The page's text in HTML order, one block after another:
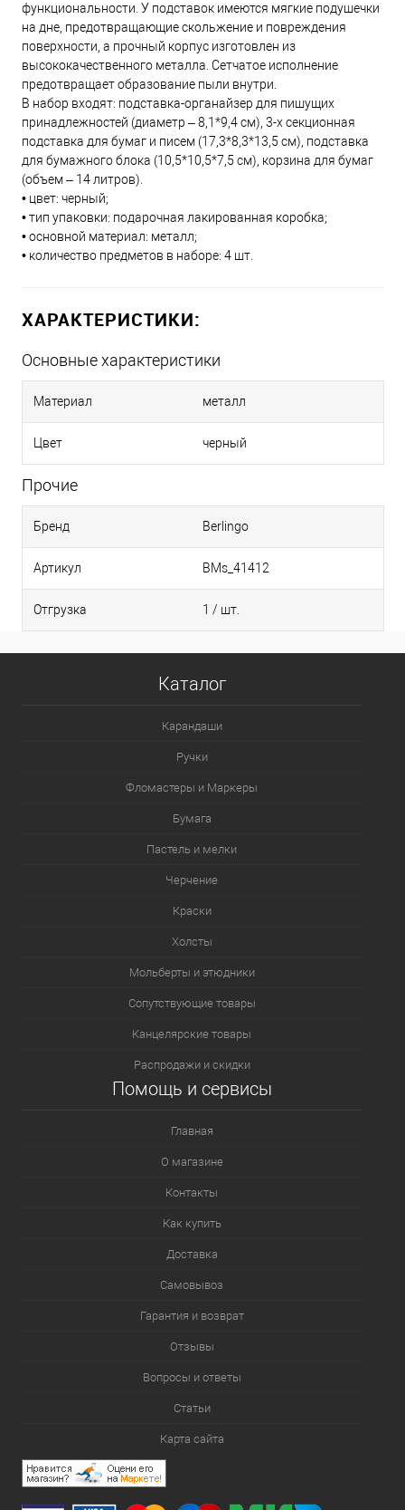
функциональности. У подставок имеются мягкие подушечки
на дне, предотвращающие скольжение и повреждения
поверхности, а прочный корпус изготовлен из
высококачественного металла. Сетчатое исполнение
предотвращает образование пыли внутри.
В набор входят: подставка-органайзер для пишущих
принадлежностей (диаметр – 8,1*9,4 см), 3-х секционная
подставка для бумаг и писем (17,3*8,3*13,5 см), подставка
для бумажного блока (10,5*10,5*7,5 см), корзина для бумаг
(объем – 14 литров).
• цвет: черный;
• тип упаковки: подарочная лакированная коробка;
• основной материал: металл;
• количество предметов в наборе: 4 шт.
ХАРАКТЕРИСТИКИ:
Основные характеристики
Материал металл
Цвет черный
Прочие
Бренд Berlingo
Артикул BMs_41412
Отгрузка 1 / шт.
Каталог
Карандаши
Ручки
Фломастеры и Маркеры
Бумага
Пастель и мелки
Черчение
Краски
Холсты
Мольберты и этюдники
Сопутствующие товары
Канцелярские товары
Распродажи и скидки
Помощь и сервисы
Главная
О магазине
Контакты
Как купить
Доставка
Самовывоз
Гарантия и возврат
Отзывы
Вопросы и ответы
Статьи
Карта сайта